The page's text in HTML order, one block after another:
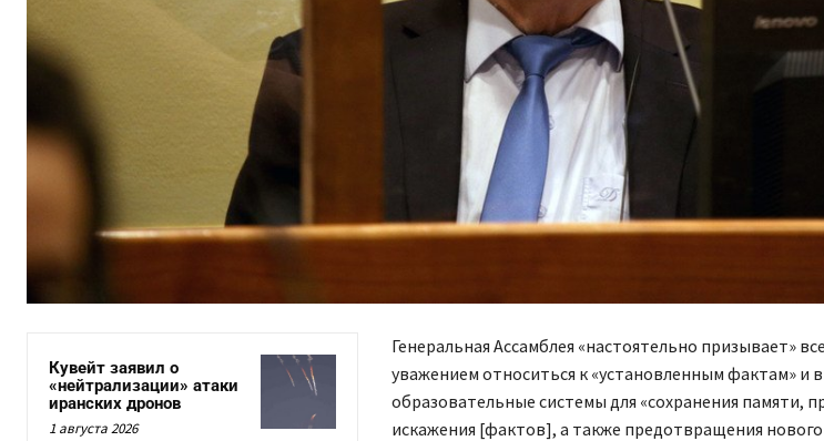
Кувейт заявил о
«нейтрализации» атаки
иранских дронов
1 августа 2026
Генеральная Ассамблея «настоятельно призывает»
уважением относиться к «установленным фактам» и
образовательные системы для «сохранения памяти,
искажения [фактов], а также предотвращения